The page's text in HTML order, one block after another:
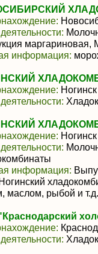
маргариновая,
информация:
Ногинск
Ногинск
информация:
маслом, рыбой и